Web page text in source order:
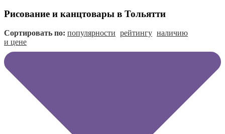
Рисование и канцтовары в Тольятти
Сортировать по: популярности рейтингу наличию
и цене